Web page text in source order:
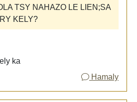
TSY NAHAZO LE LIEN;SA
KELY?
ka
Hamaly